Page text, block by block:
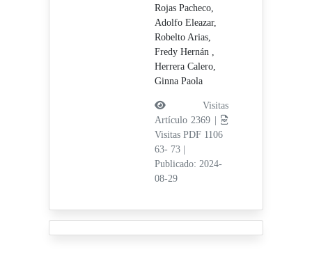
Rojas Pacheco,
Adolfo Eleazar,
Robelto Arias,
Fredy Hernán ,
Herrera Calero,
Ginna Paola
Visitas
Artículo 2369 |
Visitas PDF 1106
63- 73
Publicado: 2024-
08-29